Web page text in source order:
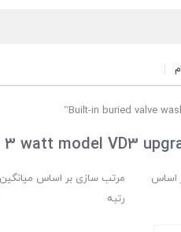
watt model VD3
اساس
مرتب سازی بر اساس میانگین
رتبه